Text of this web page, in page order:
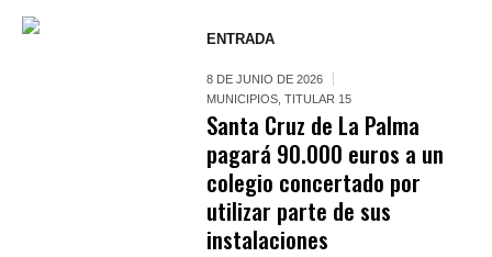
ENTRADA
8 DE JUNIO DE 2026
MUNICIPIOS ,TITULAR 15
Santa Cruz de La Palma
pagará 90.000 euros a un
colegio concertado por
utilizar parte de sus
instalaciones